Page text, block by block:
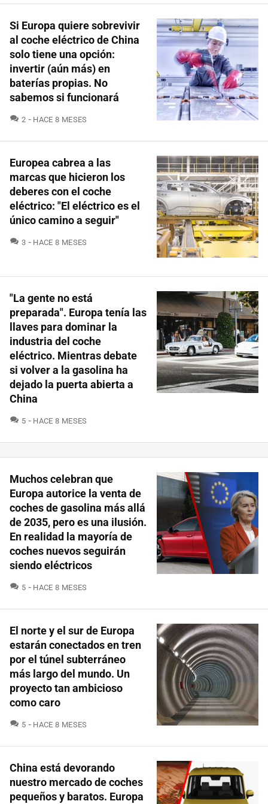
Si Europa quiere sobrevivir
al coche eléctrico de China
solo tiene una opción:
invertir (aún más) en
baterías propias. No
sabemos si funcionará
2 COMENTARIOS
HACE 8 MESES
Europea cabrea a las
marcas que hicieron los
deberes con el coche
eléctrico: "El eléctrico es el
único camino a seguir"
3 COMENTARIOS
HACE 8 MESES
"La gente no está
preparada". Europa tenía las
llaves para dominar la
industria del coche
eléctrico. Mientras debate
si volver a la gasolina ha
dejado la puerta abierta a
China
5 COMENTARIOS
HACE 8 MESES
Muchos celebran que
Europa autorice la venta de
coches de gasolina más allá
de 2035, pero es una ilusión.
En realidad la mayoría de
coches nuevos seguirán
siendo eléctricos
5 COMENTARIOS
HACE 8 MESES
El norte y el sur de Europa
estarán conectados en tren
por el túnel subterráneo
más largo del mundo. Un
proyecto tan ambicioso
como caro
5 COMENTARIOS
HACE 8 MESES
China está devorando
nuestro mercado de coches
pequeños y baratos. Europa